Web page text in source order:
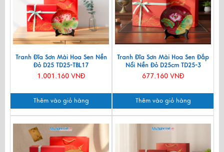
Tranh Đĩa Sơn Mài Hoa Sen Nền
Đỏ D25 TD25-TBL17
1.001.160 VNĐ
Thêm vào giỏ hàng
Tranh Đĩa Sơn Mài Hoa Sen Đắp
Nổi Nền Đỏ D25cm TD25-3
677.160 VNĐ
Thêm vào giỏ hàng